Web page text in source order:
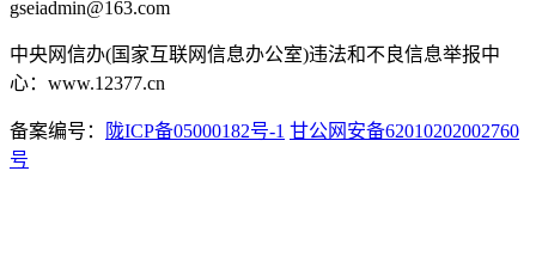
gseiadmin@163.com
中央网信办(国家互联网信息办公室)违法和不良信息举报中
心：www.12377.cn
备案编号： 陇ICP备05000182号-1 甘公网安备62010202002760
号